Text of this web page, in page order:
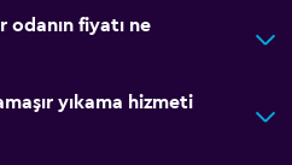
odanın fiyatı ne
yıkama hizmeti